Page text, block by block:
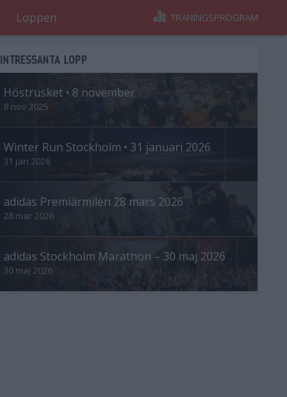
Loppen TRÄNINGSPROGRAM
INTRESSANTA LOPP
Höstrusket • 8 november
8 nov 2025
Winter Run Stockholm • 31 januari 2026
31 jan 2026
adidas Premiärmilen 28 mars 2026
28 mar 2026
adidas Stockholm Marathon – 30 maj 2026
30 maj 2026